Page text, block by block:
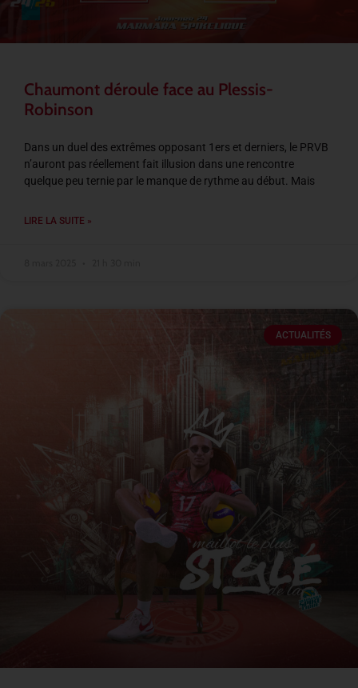
Chaumont déroule face au Plessis-
Robinson
Dans un duel des extrêmes opposant 1ers et derniers, le PRVB
n’auront pas réellement fait illusion dans une rencontre
quelque peu ternie par le manque de rythme au début. Mais
LIRE LA SUITE »
ACTUALITÉS